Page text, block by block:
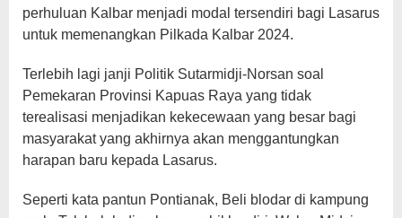
perhuluan Kalbar menjadi modal tersendiri bagi Lasarus
untuk memenangkan Pilkada Kalbar 2024.
Terlebih lagi janji Politik Sutarmidji-Norsan soal
Pemekaran Provinsi Kapuas Raya yang tidak
terealisasi menjadikan kekecewaan yang besar bagi
masyarakat yang akhirnya akan menggantungkan
harapan baru kepada Lasarus.
Seperti kata pantun Pontianak, Beli blodar di kampung